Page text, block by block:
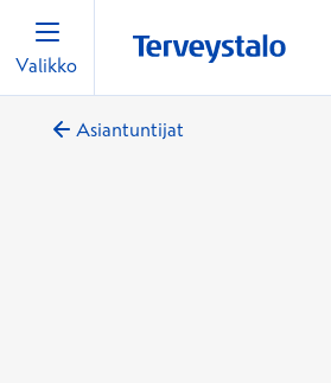
Valikko
Asiantuntijat